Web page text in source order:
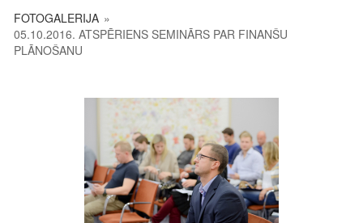
FOTOGALERIJA »
05.10.2016. ATSPĒRIENS SEMINĀRS PAR FINANŠU
PLĀNOŠANU